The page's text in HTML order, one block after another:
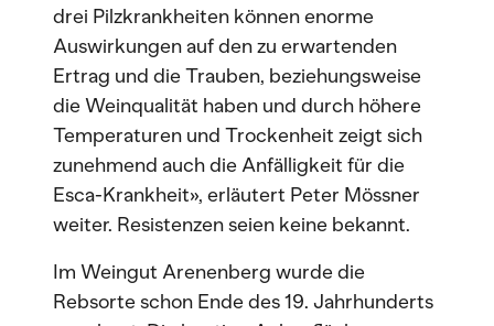
drei Pilzkrankheiten können enorme
Auswirkungen auf den zu erwartenden
Ertrag und die Trauben, beziehungsweise
die Weinqualität haben und durch höhere
Temperaturen und Trockenheit zeigt sich
zunehmend auch die Anfälligkeit für die
Esca-Krankheit», erläutert Peter Mössner
weiter. Resistenzen seien keine bekannt.
Im Weingut Arenenberg wurde die
Rebsorte schon Ende des 19. Jahrhunderts